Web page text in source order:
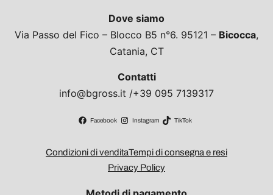
Dove siamo
Via Passo del Fico – Blocco B5 n°6. 95121 – Bicocca,
Catania, CT
Contatti
info@bgross.it /+39 095 7139317
Facebook Instagram TikTok
Condizioni di venditaTempi di consegna e resi
Privacy Policy